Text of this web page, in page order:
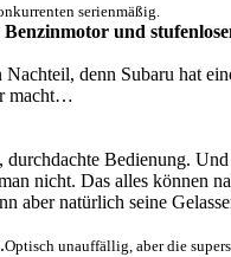
serienmäßig.
und
denn Subaru hat
macht…
Bedienung.
nicht. Das alles können
aber natürlich seine
Optisch unauffällig, aber die